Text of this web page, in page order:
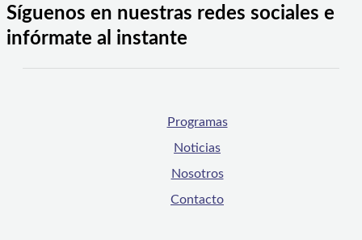
Síguenos en nuestras redes sociales e
infórmate al instante
Programas
Noticias
Nosotros
Contacto